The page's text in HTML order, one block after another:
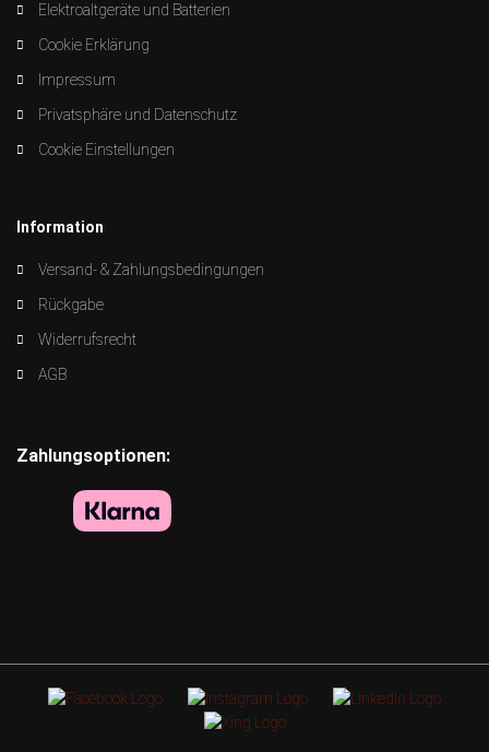
Elektroaltgeräte und Batterien
Cookie Erklärung
Impressum
Privatsphäre und Datenschutz
Cookie Einstellungen
Information
Versand- & Zahlungsbedingungen
Rückgabe
Widerrufsrecht
AGB
Zahlungsoptionen: